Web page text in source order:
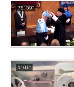
75' 59''
1' 01''